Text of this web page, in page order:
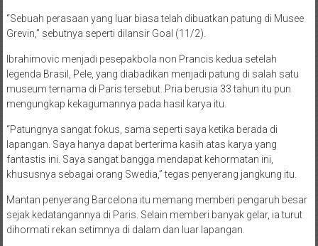
“Sebuah perasaan yang luar biasa telah dibuatkan patung di Musee
Grevin,” sebutnya seperti dilansir Goal (11/2).
Ibrahimovic menjadi pesepakbola non Prancis kedua setelah
legenda Brasil, Pele, yang diabadikan menjadi patung di salah satu
museum ternama di Paris tersebut. Pria berusia 33 tahun itu pun
mengungkap kekagumannya pada hasil karya itu.
“Patungnya sangat fokus, sama seperti saya ketika berada di
lapangan. Saya hanya dapat berterima kasih atas karya yang
fantastis ini. Saya sangat bangga mendapat kehormatan ini,
khususnya sebagai orang Swedia,” tegas penyerang jangkung itu.
Mantan penyerang Barcelona itu memang memberi pengaruh besar
sejak kedatangannya di Paris. Selain memberi banyak gelar, ia turut
dihormati rekan setimnya di dalam dan luar lapangan.